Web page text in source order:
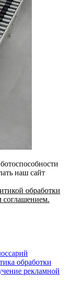
наш сайт
обработки
соглашением.
обработки
рекламной